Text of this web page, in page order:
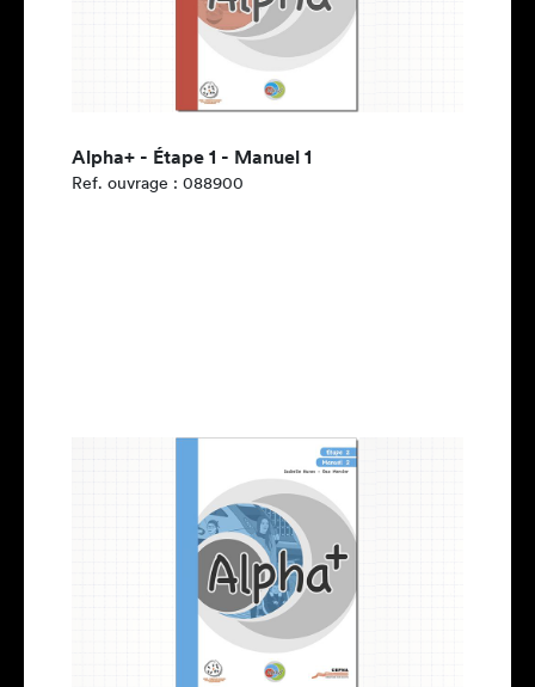
Alpha+ - Étape 1 - Manuel 1
Ref. ouvrage : 088900